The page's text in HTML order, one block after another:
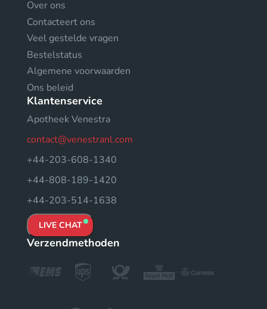
Over ons
Contacteert ons
Veel gestelde vragen
Bestelstatus
Algemene voorwaarden
Ons beleid
Klantenservice
Apotheek Venestra
contact@venestranl.com
+44-203-608-1340
+44-808-189-1420
+44-203-514-1638
LIVE CHAT
Verzendmethoden